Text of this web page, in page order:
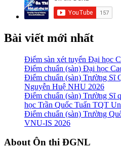
Bài viết mới nhất
Điểm sàn xét tuyển Đại học
Điểm chuẩn (sàn) Đại học
Điểm chuẩn (sàn) Trường Sĩ
Nguyễn Huệ NHU 2026
Điểm chuẩn (sàn) Trường Sĩ
học Trần Quốc Tuấn TQT
Điểm chuẩn (sàn) Trường
VNU-IS 2026
Footer
About Ôn thi ĐGNL